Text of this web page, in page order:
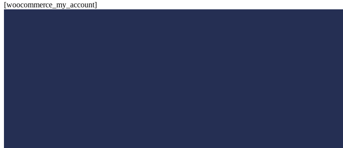
[woocommerce_my_account]